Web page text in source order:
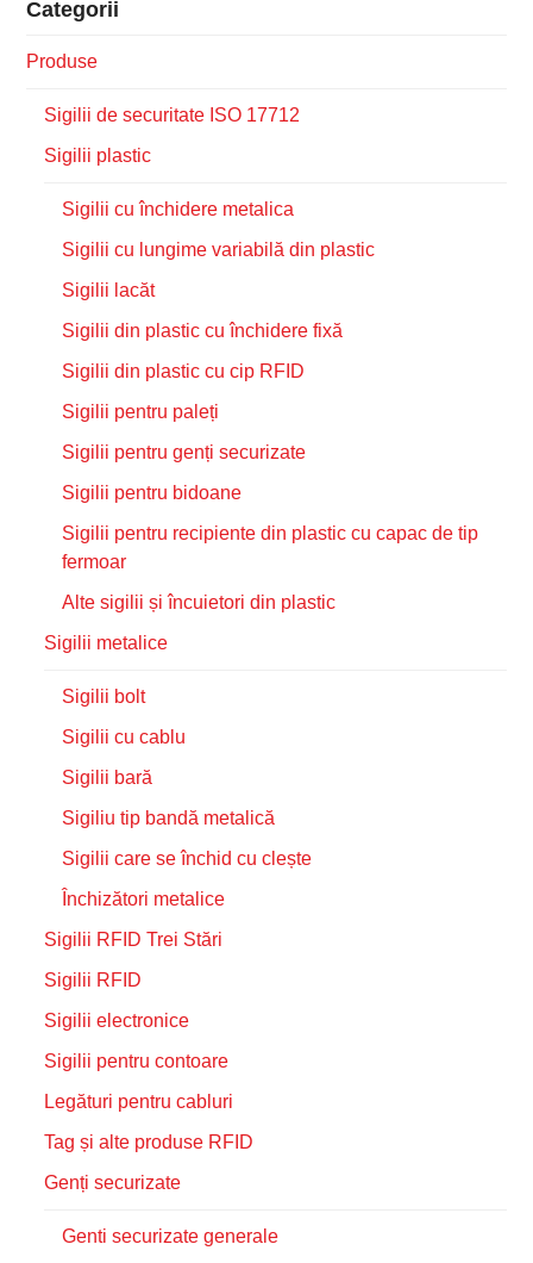
Categorii
Produse
Sigilii de securitate ISO 17712
Sigilii plastic
Sigilii cu închidere metalica
Sigilii cu lungime variabilă din plastic
Sigilii lacăt
Sigilii din plastic cu închidere fixă
Sigilii din plastic cu cip RFID
Sigilii pentru paleți
Sigilii pentru genți securizate
Sigilii pentru bidoane
Sigilii pentru recipiente din plastic cu capac de tip
fermoar
Alte sigilii și încuietori din plastic
Sigilii metalice
Sigilii bolt
Sigilii cu cablu
Sigilii bară
Sigiliu tip bandă metalică
Sigilii care se închid cu clește
Închizători metalice
Sigilii RFID Trei Stări
Sigilii RFID
Sigilii electronice
Sigilii pentru contoare
Legături pentru cabluri
Tag și alte produse RFID
Genți securizate
Genti securizate generale